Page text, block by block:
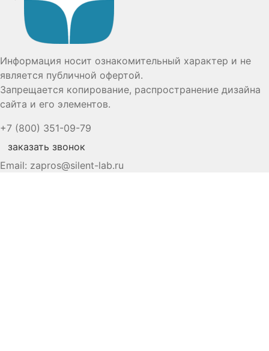
Информация носит ознакомительный характер и не
является публичной офертой.
Запрещается копирование, распространение дизайна
сайта и его элементов.
+7 (800) 351-09-79
заказать звонок
Email: zapros@silent-lab.ru